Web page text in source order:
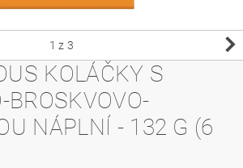
1 z 3
KOLÁČKY S
BROSKVOVO-
NÁPLNÍ - 132 G (6